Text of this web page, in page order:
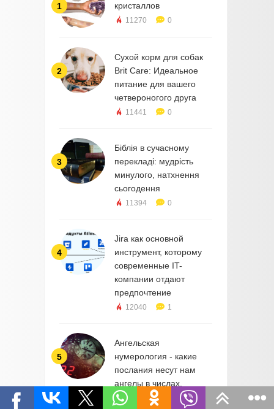
1
кристаллов
11270 0
2
Сухой корм для собак
Brit Care: Идеальное
питание для вашего
четвероногого друга
11441 0
3
Біблія в сучасному
перекладі: мудрість
минулого, натхнення
сьогодення
11394 0
4
Jira как основной
инструмент, которому
современные IT-
компании отдают
предпочтение
12040 1
5
Ангельская
нумерология - какие
послания несут нам
ангелы в числах.
Значение числа 1717